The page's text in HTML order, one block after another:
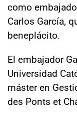
como
Carlos García,
beneplácito.
El embajador
Universidad
máster en
des Ponts et